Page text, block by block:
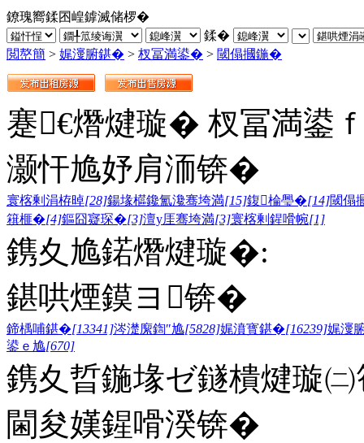
鐐瑰嚮鍒囨崲鎼滅储椤�
鍒�
閲嶅簡 > 娓濅腑鍖� > 杈冨満鍙� > 閾傝摑鍦�
蹇€熸煡璇� 杈冨満鍙
灏忓尯妤肩洏锛�
寰楁剰涓栫晫[28]鍚堟櫙鑱氳瀺骞垮満[15]鍑棆璺�[14]閾傝
簯榧�[4]鏂囧寲琛�[3]澶у厓骞垮満[3]寰楁剰鍟嗗帵[1]
鎸夊尯鍩熸煡璇�:
鍖哄煙鏌ヨ锛�
鍗楀哺鍖�[13341]涔濋緳鍧″尯[5828]娓濆寳鍖�[16239]娓濅
鍙ｅ尯[670]
鎸夊晢鍦堟ゼ鐩樻煡璇
閫夋嫨鍟嗗湀锛�